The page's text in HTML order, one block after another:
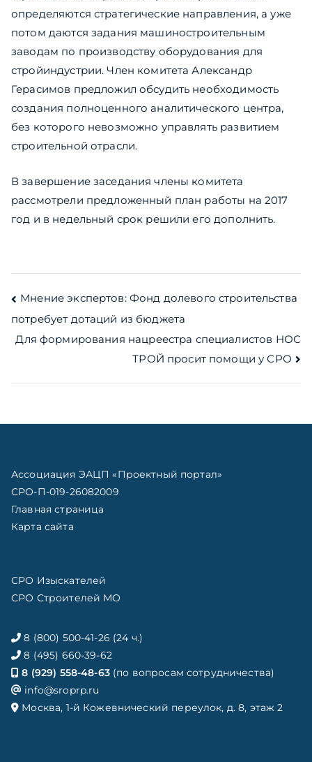
определяются стратегические направления, а уже
потом даются задания машиностроительным
заводам по производству оборудования для
стройиндустрии. Член комитета Александр
Герасимов предложил обсудить необходимость
создания полноценного аналитического центра,
без которого невозможно управлять развитием
строительной отрасли.
В завершение заседания члены комитета
рассмотрели предложенный план работы на 2017
год и в недельный срок решили его дополнить.
Навигация
по
Мнение экспертов: Фонд долевого строительства
потребует дотаций из бюджета
Для формирования нацреестра специалистов НОС
ТРОЙ просит помощи у СРО
Ассоциация ЭАЦП «Проектный портал»
СРО-П-019-26082009
Главная страница
Карта сайта
СРО Изыскателей
СРО Строителей МО
8 (800) 500-41-26 (24 ч.)
8 (495) 660-39-62
8 (929) 558-48-63(по вопросам сотрудничества)
info@sroprp.ru
Москва, 1-й Кожевнический переулок, д. 8, этаж 2